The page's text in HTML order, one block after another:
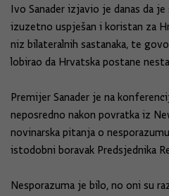
Ivo Sanader izjavio je danas da
izuzetno uspješan i koristan za
niz bilateralnih sastanaka, te
lobirao da Hrvatska postane
Premijer Sanader je na
neposredno nakon povratka iz
novinarska pitanja o
istodobni boravak Predsjednika
Nesporazuma je bilo, no oni su